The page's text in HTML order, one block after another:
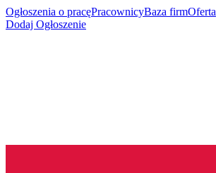
Ogłoszenia o pracęPracownicyBaza firmOferta
Dodaj Ogłoszenie